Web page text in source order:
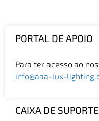
PORTAL DE APOIO
Para ter acesso ao
info@aaa-lux-
CAIXA DE SUPORTE